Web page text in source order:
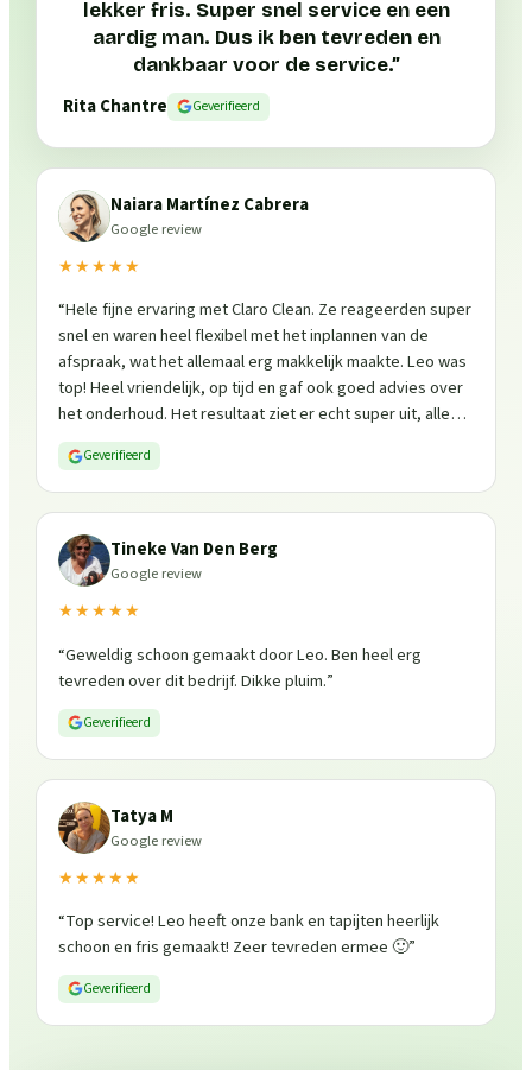
lekker fris. Super snel service en een
aardig man. Dus ik ben tevreden en
dankbaar voor de service.”
Rita Chantre
Geverifieerd
Naiara Martínez Cabrera
Google review
★★★★★
“Hele fijne ervaring met Claro Clean. Ze reageerden super
snel en waren heel flexibel met het inplannen van de
afspraak, wat het allemaal erg makkelijk maakte. Leo was
top! Heel vriendelijk, op tijd en gaf ook goed advies over
het onderhoud. Het resultaat ziet er echt super uit, alles
is weer fris en goed beschermd. Zeker een aanrader, ik
zou ze zo weer inschakelen!
Geverifieerd
Tineke Van Den Berg
Google review
★★★★★
“Geweldig schoon gemaakt door Leo. Ben heel erg
tevreden over dit bedrijf. Dikke pluim.”
Geverifieerd
Tatya M
Google review
★★★★★
“Top service! Leo heeft onze bank en tapijten heerlijk
schoon en fris gemaakt! Zeer tevreden ermee 🙂”
Geverifieerd